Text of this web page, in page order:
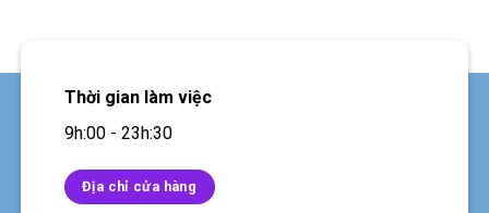
Thời gian làm việc
9h:00 - 23h:30
Địa chỉ cửa hàng